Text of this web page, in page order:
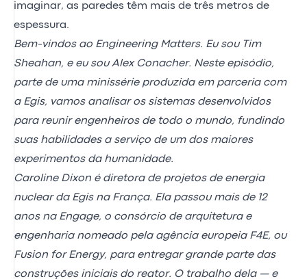
imaginar, as paredes têm mais de três metros de
espessura.
Bem-vindos ao Engineering Matters. Eu sou Tim
Sheahan, e eu sou Alex Conacher. Neste episódio,
parte de uma minissérie produzida em parceria com
a Egis, vamos analisar os sistemas desenvolvidos
para reunir engenheiros de todo o mundo, fundindo
suas habilidades a serviço de um dos maiores
experimentos da humanidade.
Caroline Dixon é diretora de projetos de energia
nuclear da Egis na França. Ela passou mais de 12
anos na Engage, o consórcio de arquitetura e
engenharia nomeado pela agência europeia F4E, ou
Fusion for Energy, para entregar grande parte das
construções iniciais do reator. O trabalho dela — e